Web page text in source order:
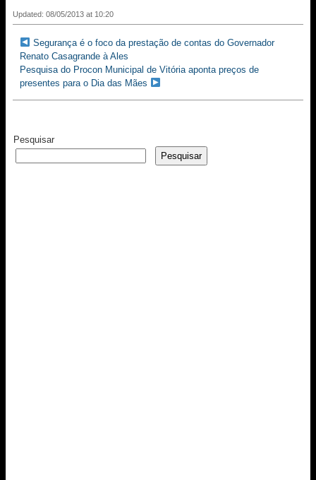
Updated: 08/05/2013 at 10:20
Segurança é o foco da prestação de contas do Governador
Renato Casagrande à Ales
Pesquisa do Procon Municipal de Vitória aponta preços de
presentes para o Dia das Mães
Pesquisar
Pesquisar